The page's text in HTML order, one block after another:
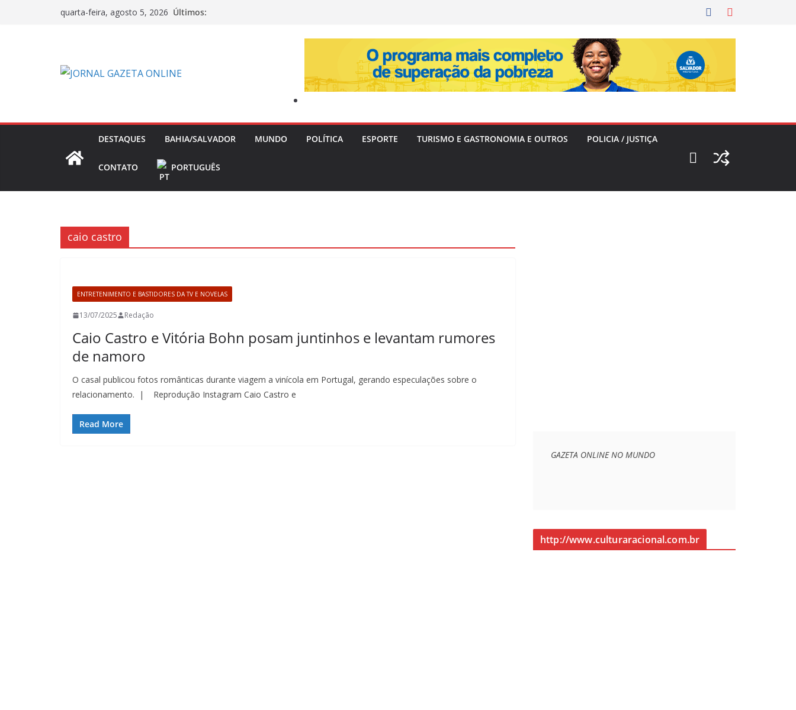
quarta-feira, agosto 5, 2026 Últimos:
DESTAQUES BAHIA/SALVADOR MUNDO POLÍTICA ESPORTE TURISMO E GASTRONOMIA E OUTROS POLICIA / JUSTIÇA
CONTATO PORTUGUÊS
caio castro
ENTRETENIMENTO E BASTIDORES DA TV E NOVELAS
13/07/2025 Redação
Caio Castro e Vitória Bohn posam juntinhos e levantam rumores
de namoro
O casal publicou fotos românticas durante viagem a vinícola em Portugal, gerando especulações sobre o
relacionamento. | Reprodução Instagram Caio Castro e
Read More
GAZETA ONLINE NO MUNDO
http://www.culturaracional.com.br